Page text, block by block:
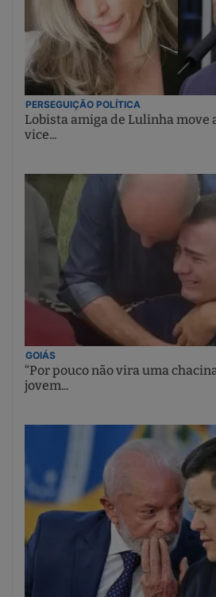
PERSEGUIÇÃO POLÍTICA
Lobista amiga de Lulinha move
vice...
GOIÁS
“Por pouco não vira uma
jovem...